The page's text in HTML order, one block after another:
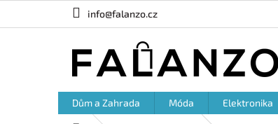
info@falanzo.cz
Dům a Zahrada Móda Elektronika